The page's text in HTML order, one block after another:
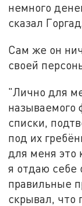
немного
сказал
Сам же он
своей
"Лично для
называемого
списки,
под их
для меня это
я отдаю себе
правильные
скрывал, что